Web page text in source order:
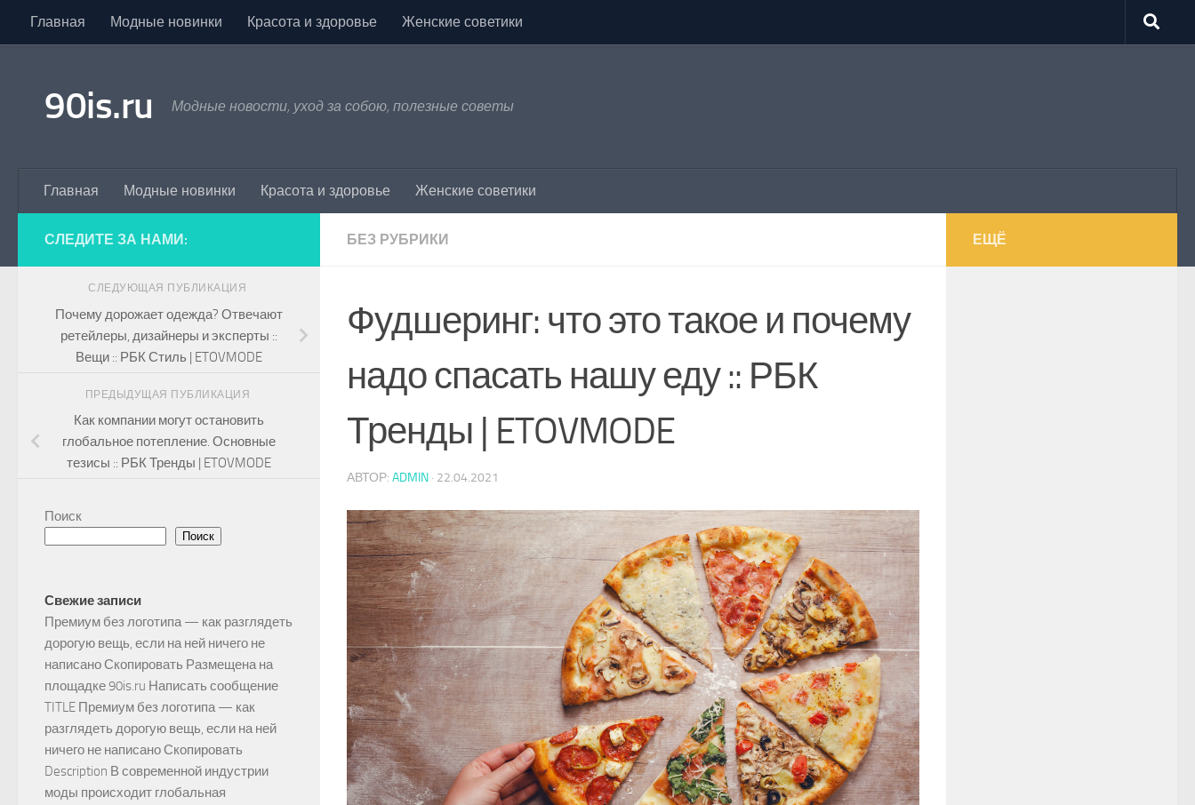
Skip to content
Главная Модные новинки Красота и здоровье Женские советики
90is.ru Модные новости, уход за собою, полезные советы
Главная Модные новинки Красота и здоровье Женские советики
БЕЗ РУБРИКИ
Фудшеринг: что это такое и почему
надо спасать нашу еду :: РБК
Тренды | ETOVMODE
АВТОР: ADMIN · 22.04.2021
СЛЕДИТЕ ЗА НАМИ:
СЛЕДУЮЩАЯ ПУБЛИКАЦИЯ
Почему дорожает одежда? Отвечают
ретейлеры, дизайнеры и эксперты ::
Вещи :: РБК Стиль | ETOVMODE
ПРЕДЫДУЩАЯ ПУБЛИКАЦИЯ
Как компании могут остановить
глобальное потепление. Основные
тезисы :: РБК Тренды | ETOVMODE
Поиск
Поиск
Свежие записи
Премиум без логотипа — как разглядеть
дорогую вещь, если на ней ничего не
написано Скопировать Размещена на
площадке 90is.ru Написать сообщение
TITLE Премиум без логотипа — как
разглядеть дорогую вещь, если на ней
ничего не написано Скопировать
Description В современной индустрии
моды происходит глобальная
ЕЩЁ